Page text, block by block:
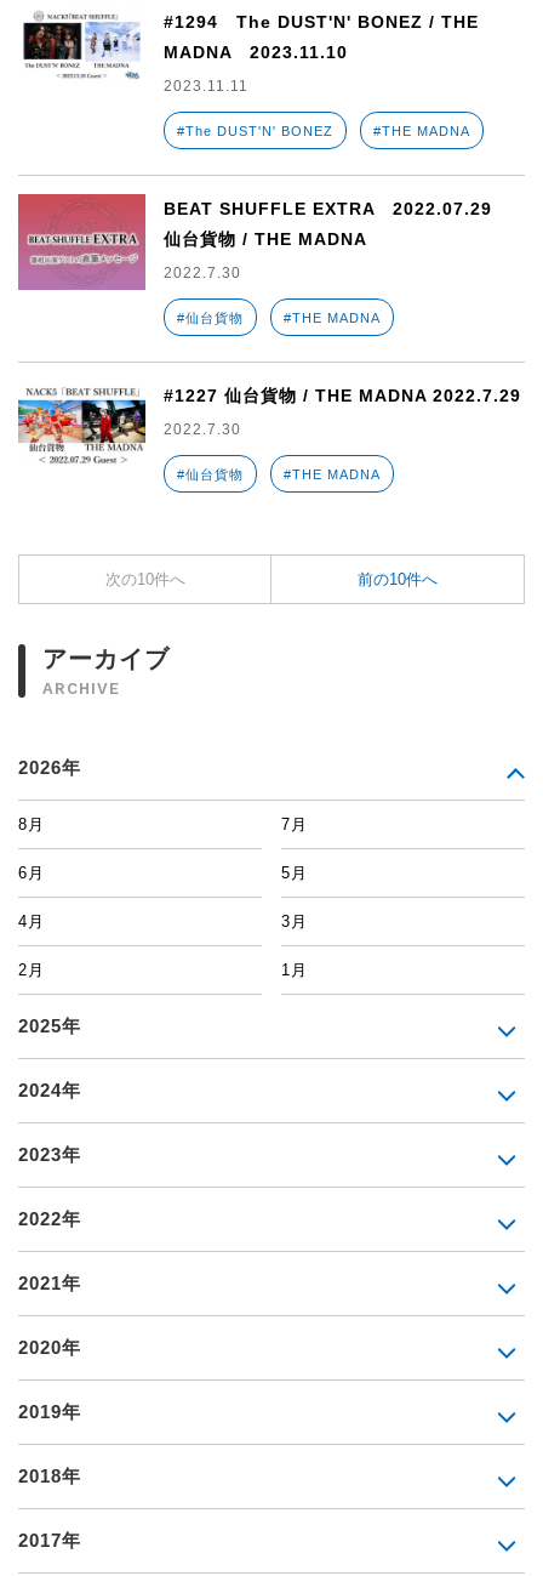
#1294 The DUST'N' BONEZ / THE
MADNA 2023.11.10
2023.11.11
#The DUST'N' BONEZ #THE MADNA
BEAT SHUFFLE EXTRA 2022.07.29
仙台貨物 / THE MADNA
2022.7.30
#仙台貨物 #THE MADNA
#1227 仙台貨物 / THE MADNA 2022.7.29
2022.7.30
#仙台貨物 #THE MADNA
次の10件へ 前の10件へ
アーカイブ
ARCHIVE
2026年
8月 7月
6月 5月
4月 3月
2月 1月
2025年
2024年
2023年
2022年
2021年
2020年
2019年
2018年
2017年